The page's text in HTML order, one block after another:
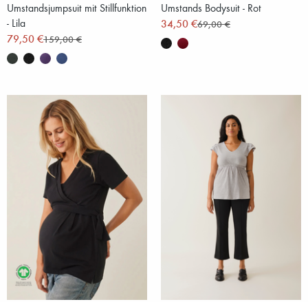
Umstandsjumpsuit mit Stillfunktion
- Lila
79,50 €159,00 €
Umstands Bodysuit - Rot
34,50 €69,00 €